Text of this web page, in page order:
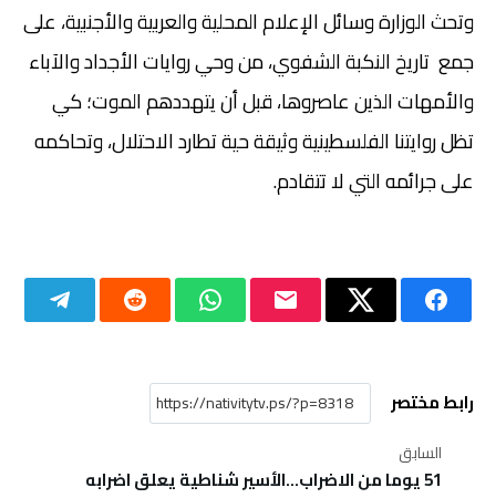
وتحث الوزارة وسائل الإعلام المحلية والعربية والأجنبية، على
جمع تاريخ النكبة الشفوي، من وحي روايات الأجداد والآباء
والأمهات الذين عاصروها، قبل أن يتهددهم الموت؛ كي
تظل روايتنا الفلسطينية وثيقة حية تطارد الاحتلال، وتحاكمه
على جرائمه التي لا تتقادم.
رابط مختصر
السابق
51 يوما من الاضراب...الأسير شناطية يعلق اضرابه